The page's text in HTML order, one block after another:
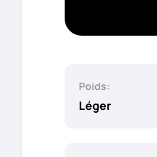
Poids:
Léger